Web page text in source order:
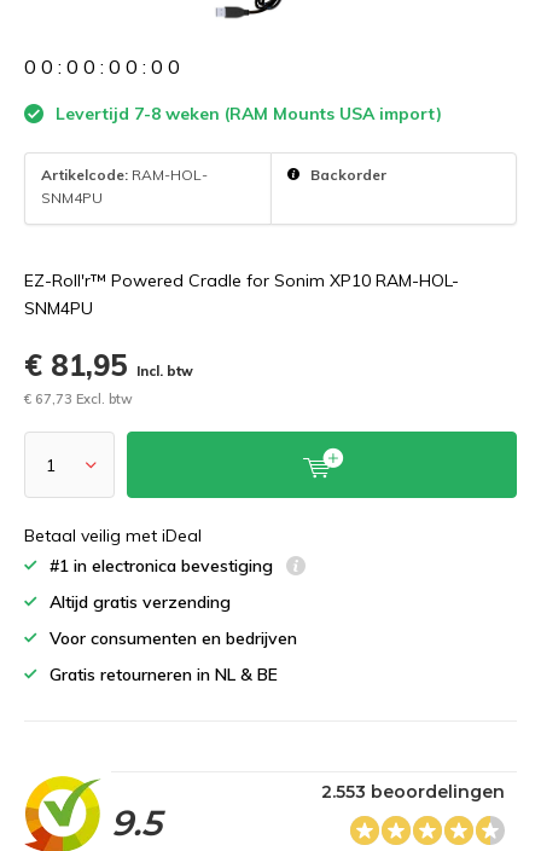
0 0 : 0 0 : 0 0 : 0 0
Levertijd 7-8 weken (RAM Mounts USA import)
Artikelcode: RAM-HOL-
SNM4PU
Backorder
EZ-Roll'r™ Powered Cradle for Sonim XP10 RAM-HOL-
SNM4PU
€ 81,95
Incl. btw
€ 67,73 Excl. btw
Betaal veilig met iDeal
#1 in electronica bevestiging
Altijd gratis verzending
Voor consumenten en bedrijven
Gratis retourneren in NL & BE
9.5
2.553 beoordelingen